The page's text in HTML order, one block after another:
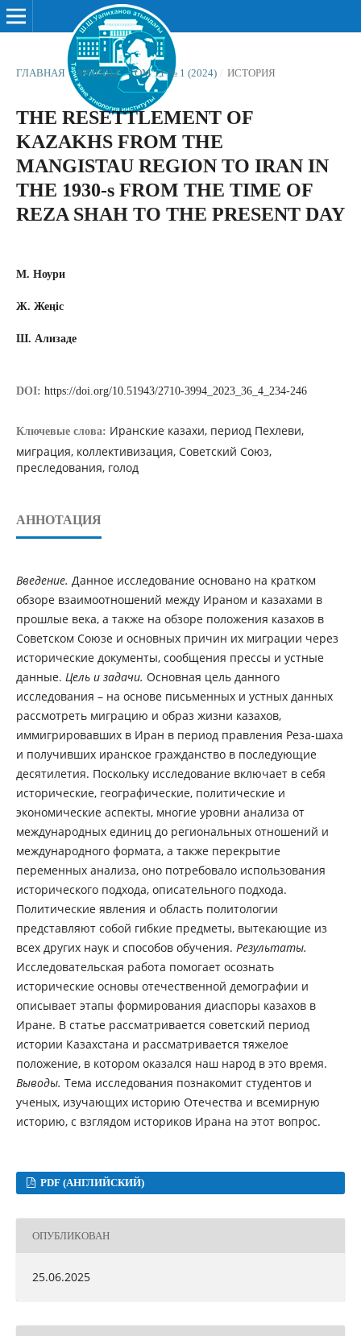
ГЛАВНАЯ / АРХИВЫ / ТОМ 11 № 1 (2024) / ИСТОРИЯ
THE RESETTLEMENT OF
KAZAKHS FROM THE
MANGISTAU REGION TO IRAN IN
THE 1930-s FROM THE TIME OF
REZA SHAH TO THE PRESENT DAY
M. Ноури
Ж. Жеңіс
Ш. Ализаде
DOI: https://doi.org/10.51943/2710-3994_2023_36_4_234-246
Ключевые слова: Иранские казахи, период Пехлеви,
миграция, коллективизация, Советский Союз,
преследования, голод
АННОТАЦИЯ
Введение. Данное исследование основано на кратком
обзоре взаимоотношений между Ираном и казахами в
прошлые века, а также на обзоре положения казахов в
Советском Союзе и основных причин их миграции через
исторические документы, сообщения прессы и устные
данные. Цель и задачи. Основная цель данного
исследования – на основе письменных и устных данных
рассмотреть миграцию и образ жизни казахов,
иммигрировавших в Иран в период правления Реза-шаха
и получивших иранское гражданство в последующие
десятилетия. Поскольку исследование включает в себя
исторические, географические, политические и
экономические аспекты, многие уровни анализа от
международных единиц до региональных отношений и
международного формата, а также перекрытие
переменных анализа, оно потребовало использования
исторического подхода, описательного подхода.
Политические явления и область политологии
представляют собой гибкие предметы, вытекающие из
всех других наук и способов обучения. Результаты.
Исследовательская работа помогает осознать
исторические основы отечественной демографии и
описывает этапы формирования диаспоры казахов в
Иране. В статье рассматривается советский период
истории Казахстана и рассматривается тяжелое
положение, в котором оказался наш народ в это время.
Выводы. Тема исследования познакомит студентов и
ученых, изучающих историю Отечества и всемирную
историю, с взглядом историков Ирана на этот вопрос.
PDF (АНГЛИЙСКИЙ)
ОПУБЛИКОВАН
25.06.2025